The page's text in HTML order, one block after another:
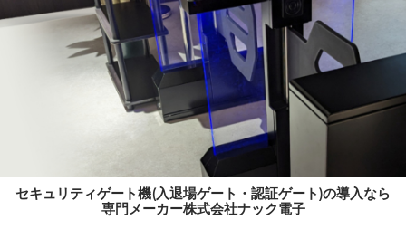
セキュリティゲート機(入退場ゲート・認証ゲート)の導入なら
専門メーカー株式会社ナック電子